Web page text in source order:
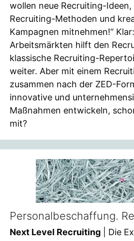
wollen neue Recruiting-
Recruiting-Methoden und
Kampagnen mitnehmen!“
Arbeitsmärkten hilft den
klassische Recruiting-
weiter. Aber mit einem
zusammen nach der ZED-
innovative und
Maßnahmen entwickeln,
mit?
Personalbeschaffung.
Next Level Recruiting | Die